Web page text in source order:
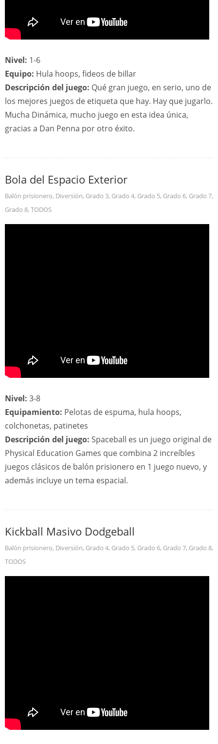
Nivel: 1-6
Equipo: Hula hoops, fideos de billar
Descripción del juego: Qué gran juego, en serio, uno de
los mejores juegos de etiqueta que hay. Hay que jugarlo.
Mucha Dinámica, mucho juego en esta idea única,
gracias a Dan Penna por otro éxito.
Bola del Espacio Exterior
Balón prisionero, Diversión, Grado 3, Grado 4, Grado 5, Grado 6, Grado 7,
Grado 8, TODOS
Nivel: 3-8
Equipamiento: Pelotas de espuma, hula hoops,
colchonetas, patinetes
Descripción del juego: Spaceball es un juego original de
Physical Education Games que combina 2 increíbles
juegos clásicos de balón prisionero en 1 juego nuevo, y
además incluye un tema espacial.
Kickball Masivo Dodgeball
Balón prisionero, Diversión, Grado 4, Grado 5, Grado 6, Grado 7, Grado 8,
TODOS